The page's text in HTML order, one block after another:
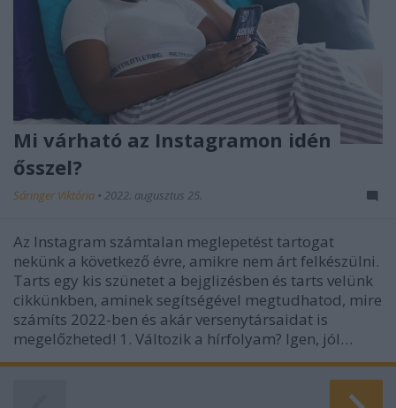
Mi várható az Instagramon idén
ősszel?
Sáringer Viktória • 2022. augusztus 25.
Az Instagram számtalan meglepetést tartogat
nekünk a következő évre, amikre nem árt felkészülni.
Tarts egy kis szünetet a bejglizésben és tarts velünk
cikkünkben, aminek segítségével megtudhatod, mire
számíts 2022-ben és akár versenytársaidat is
megelőzheted! 1. Változik a hírfolyam? Igen, jól…